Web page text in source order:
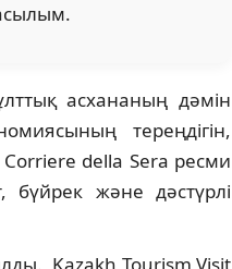
асхананың дәмін
тереңдігін,
della Sera ресми
бүйрек және дәстүрлі